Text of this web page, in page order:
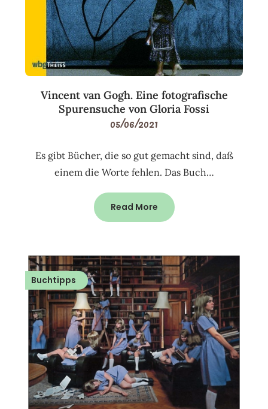
Vincent van Gogh. Eine fotografische
Spurensuche von Gloria Fossi
05/06/2021
Es gibt Bücher, die so gut gemacht sind, daß
einem die Worte fehlen. Das Buch…
Read More
Buchtipps